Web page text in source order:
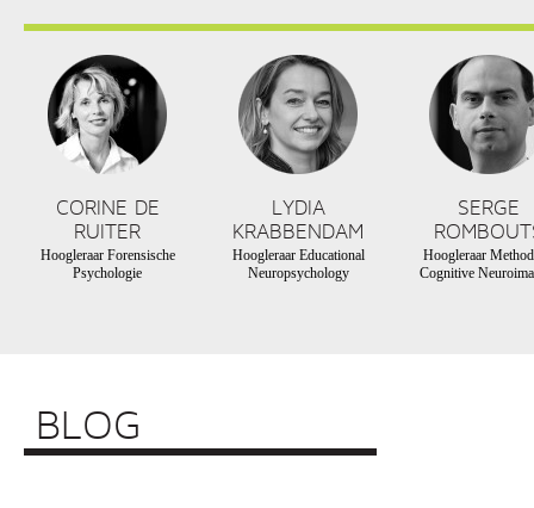
CORINE DE
RUITER
Hoogleraar Forensische
Psychologie
LYDIA
KRABBENDAM
Hoogleraar Educational
Neuropsychology
SERGE
Hoogleraar
Cognitive
BLOG